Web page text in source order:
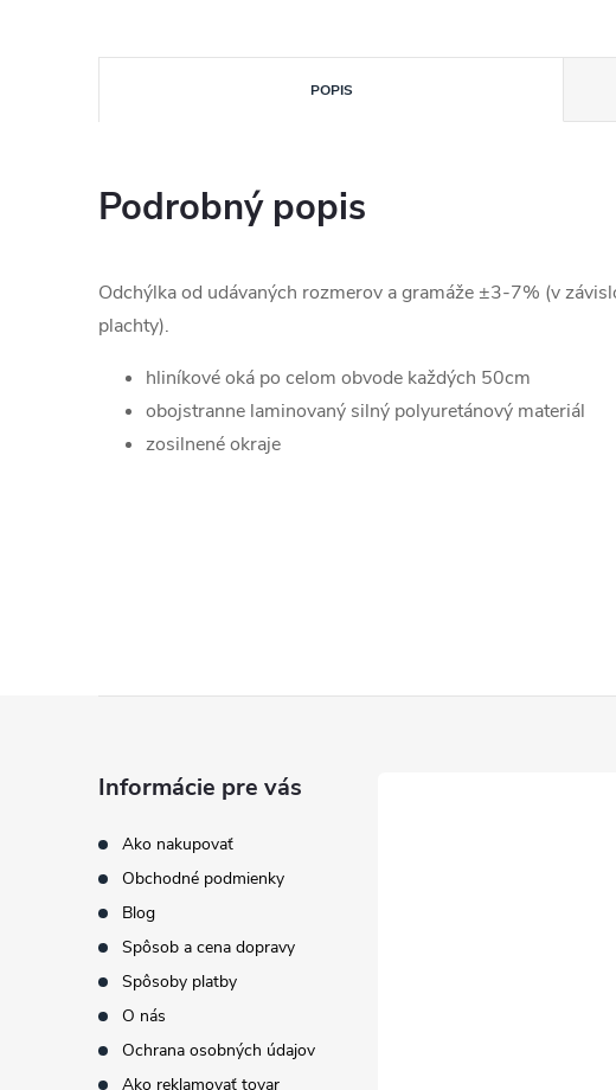
POPIS
Podrobný popis
Odchýlka od udávaných rozmerov a gramáže ±3-7% (v
plachty).
hliníkové oká po celom obvode každých 50cm
obojstranne laminovaný silný polyuretánový materiál
zosilnené okraje
Informácie pre vás
Ako nakupovať
Obchodné podmienky
Blog
Spôsob a cena dopravy
Spôsoby platby
O nás
Ochrana osobných údajov
Ako reklamovať tovar